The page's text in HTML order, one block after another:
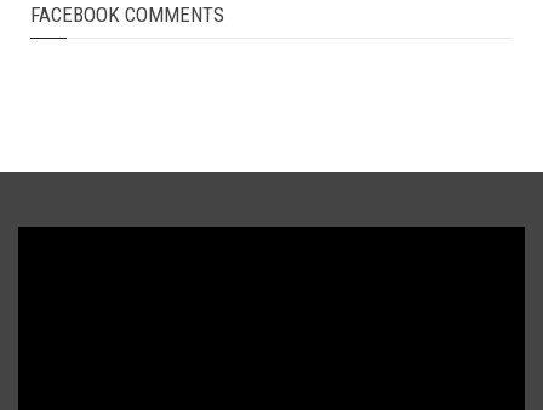
FACEBOOK COMMENTS